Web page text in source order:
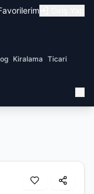
Kiralama Ticari